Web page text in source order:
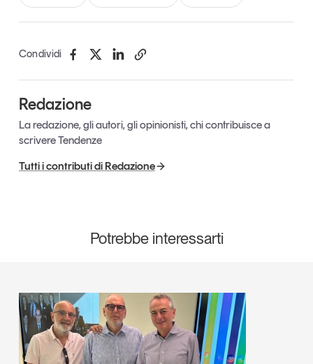
Condividi
Redazione
La redazione, gli autori, gli opinionisti, chi contribuisce a
scrivere Tendenze
Tutti i contributi di Redazione
Potrebbe interessarti